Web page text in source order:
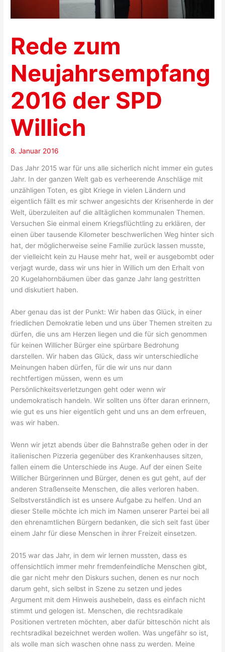
Rede zum
Neujahrsempfang
2016 der SPD
Willich
8. Januar 2016
Das Jahr 2015 war für uns alle sicherlich nicht immer ein gutes
Jahr. In der ganzen Welt gab es verheerende Anschläge mit
unzähligen Toten, es gibt Kriege in vielen Ländern und
eigentlich fällt es mir schwer angesichts der Krisenherde in der
Welt, überzuleiten auf die alltäglichen kommunalen Themen.
Versuchen Sie einmal einem Kriegsflüchtling zu erklären, der
einen über tausende Kilometer beschwerlichen Weg hinter sich
hat, der möglicherweise seine Familie zurück lassen musste,
der vielleicht kein zu Hause mehr hat, weil er ausgebombt oder
verjagt wurde, dass wir uns hier in Willich um den Erhalt von
20 Kugelahornbäumen über das ganze Jahr lang gestritten
und diskutiert haben.
Aber genau das ist der Punkt: Wir haben das Glück, in einer
friedlichen Demokratie leben und uns über Themen streiten zu
dürfen, die uns am Herzen liegen und die für sich genommen
für keinen Willicher Bürger eine spürbare Bedrohung
darstellen. Wir haben das Glück, dass wir unterschiedliche
Meinungen haben dürfen, für die wir uns nur dann
rechtfertigen müssen, wenn es um
Persönlichkeitsverletzungen geht oder wenn wir
undemokratisch handeln. Wir sollten uns öfter daran erinnern,
wie gut es uns hier eigentlich geht und uns an dem erfreuen,
was wir haben.
Wenn wir jetzt abends über die Bahnstraße gehen oder in der
italienischen Pizzeria gegenüber des Krankenhauses sitzen,
fallen einem die Unterschiede ins Auge. Auf der einen Seite
Willicher Bürgerinnen und Bürger, denen es gut geht, auf der
anderen Straßenseite Menschen, die alles verloren haben.
Selbstverständlich ist es unsere Aufgabe zu helfen. Und an
dieser Stelle möchte ich mich im Namen unserer Partei bei all
den ehrenamtlichen Bürgern bedanken, die sich seit fast über
einem Jahr für diese Menschen in ihrer Freizeit einsetzen.
2015 war das Jahr, in dem wir lernen mussten, dass es
offensichtlich immer mehr fremdenfeindliche Menschen gibt,
die gar nicht mehr den Diskurs suchen, denen es nur noch
darum geht, sich selbst in Szene zu setzen und jedes
Argument mit dem Hinweis aushebeln, dass es einfach nicht
stimmt und gelogen ist. Menschen, die rechtsradikale
Positionen vertreten möchten, aber dafür bitteschön nicht als
rechtsradikal bezeichnet werden wollen. Was ungefähr so ist,
als wolle man sich waschen ohne nass zu werden. Meine